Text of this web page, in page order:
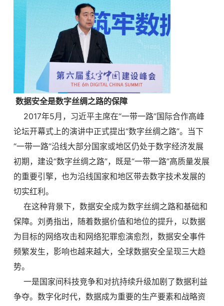
数据安全是数字丝绸之路的保障
2017年5月，习近平主席在“一带一路”国际合作高峰
论坛开幕式上的演讲中正式提出“数字丝绸之路”。当下
“一带一路”沿线大部分国家或地区仍处于数字经济发展
初期，建设“数字丝绸之路”，既是“一带一路”高质量发展
的重要引擎，也为沿线国家和地区带去数字技术发展的
切实红利。
在这种背景下，数据安全成为数字丝绸之路和基础和
保障。刘勇指出，随着数据价值和地位的提升，以数据
为目标的网络攻击和网络犯罪愈演愈烈，数据安全事件
频繁发生，影响也越来越大，全球数据安全呈现三大趋
势。
一是国家间科技竞争和对抗持续升级加剧了数据利益
争夺。数字化时代，数据成为重要的生产要素和战略资